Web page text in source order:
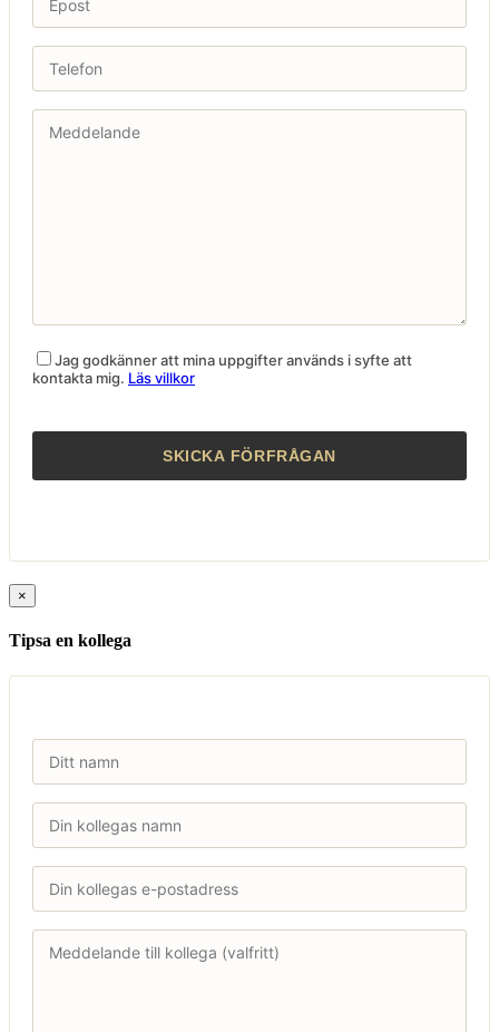
Jag godkänner att mina uppgifter används i syfte att
kontakta mig. Läs villkor
×
Tipsa en kollega